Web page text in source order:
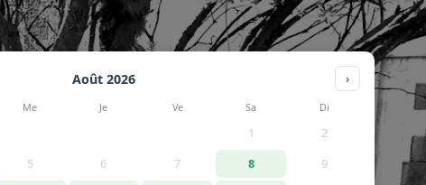
Août 2026 ›
Me Je Ve Sa Di
1
2
5 6 7 8
9